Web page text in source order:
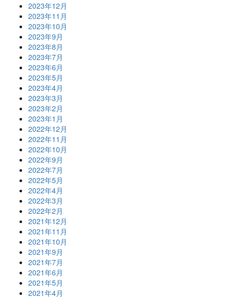
2023年12月
2023年11月
2023年10月
2023年9月
2023年8月
2023年7月
2023年6月
2023年5月
2023年4月
2023年3月
2023年2月
2023年1月
2022年12月
2022年11月
2022年10月
2022年9月
2022年7月
2022年5月
2022年4月
2022年3月
2022年2月
2021年12月
2021年11月
2021年10月
2021年9月
2021年7月
2021年6月
2021年5月
2021年4月